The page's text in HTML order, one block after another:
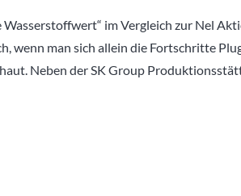
Wasserstoffwert“ im Vergleich zur Nel
wenn man sich allein die Fortschritte
Neben der SK Group